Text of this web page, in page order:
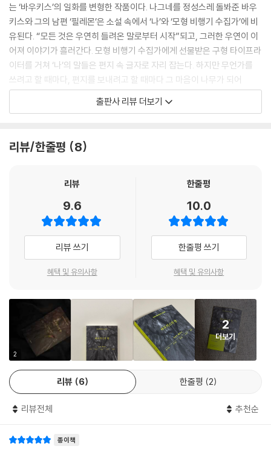
는 ‘바우키스’의 일화를 변형한 작품이다. 나그네를 정성스레 돌봐준 바우
키스와 그의 남편 ‘필레몬’은 소설 속에서 ‘나’와 ‘모형 비행기 수집가’에 비
유된다. “모든 것은 우연히 들려온 말로부터 시작”되고, 그러한 우연이 이
어져 이야기가 흘러간다. 모형 비행기 수집가에게 선물받은 구형 타이프라
이터를 거쳐 ‘나’의 말들은 편지 속 글자로 자리 잡는다. 하지만 무언가를
쓰려고 할 때마다, 편지를 보내려고 할 때마다 그 마음이 나무가 되어
‘나’의 입을 뒤덮는다. 영원히 말해지지 않을 것 같던 ‘나’의 말은 언어가 아
닌 음악이 되어서야 비로소 발화된다.
고 있다. 필연적으로 발생할 작별을 앞두고, ‘내’가 쓴 편지의 어휘들은 ‘음
아는 이처럼 끝없이 이어지고 움직이는 신비로운 장면들을 통해 “인생에
들의 아름답고도 슬픈 순간 속으로 독자들을 초대한다.
지금 이곳에 분명히 존재하는
개인을 조명하는 시선들
함께 수록된 다섯 편의 수상 후보작은 소설의 서사를 빌려 현실에 실재하
는 개인의 삶을 진중하고 세밀하게 재현한다. 문지혁의 〈허리케인 나이트〉
야기다. 집에 물이 차오르는 걸 알게 된 ‘나’는 고등학교 동창 ‘피터’의 집에
하룻밤 묵게 되며 과거 그와의 기억을 떠올린다. 그와 자신 사이 끝끝내 훔
칠 수 없는 ‘계급’을 실감한 ‘나’에게 공간뿐 아니라 심리적으로도 비바람이
몰아치는 듯한 위태로움이 지속된다. 박지영의 〈장례 세일〉은 아들 ‘현
수’가 평생을 ‘실패한 세일즈맨’으로 살아온 아버지 ‘독고 씨’의 죽음을 세
일즈하며 벌어지는 일을 다룬 이야기로, ‘장례 세일’이라는 신선한 소재와
생동감 있는 묘사력이 돋보이는 작품이다.
주를 맡게 되며 그의 장례식 풍경을 그려낸다. 작품 속 부녀의 모습과 그 세
수 있다. 이서수의 〈몸과 무경계 지대〉에서는 무대에 오른 주인공 ‘윤세
출판사 리뷰 더보기
리뷰/한줄평 8
리뷰
9.6
리뷰 쓰기
혜택 및 유의사항
한줄평
10.0
한줄평 쓰기
혜택 및 유의사항
2
2
더보기
리뷰 6 한줄평 2
리뷰전체 추천순
종이책